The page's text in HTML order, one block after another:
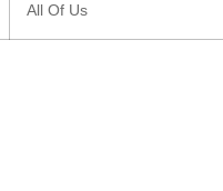
All Of Us